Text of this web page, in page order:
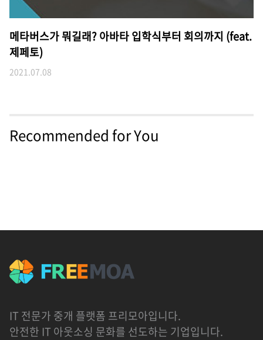
메타버스가 뭐길래? 아바타 입학식부터 회의까지 (feat.
제페토)
2021.07.08
Recommended for You
IT 전문가 중개 플랫폼 프리모아입니다.
안전한 IT 아웃소싱 문화를 선도하는 기업입니다.